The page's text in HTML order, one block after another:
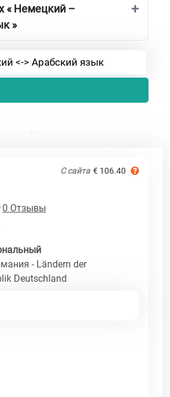
« Немецкий –
»
<-> Арабский язык
С сайта € 106.40
0 Отзывы
- Ländern der
Deutschland